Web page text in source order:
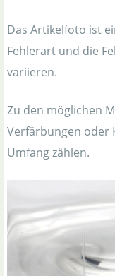
Das Artikelfoto ist
Fehlerart und die
variieren.
Zu den möglichen
Verfärbungen oder
Umfang zählen.